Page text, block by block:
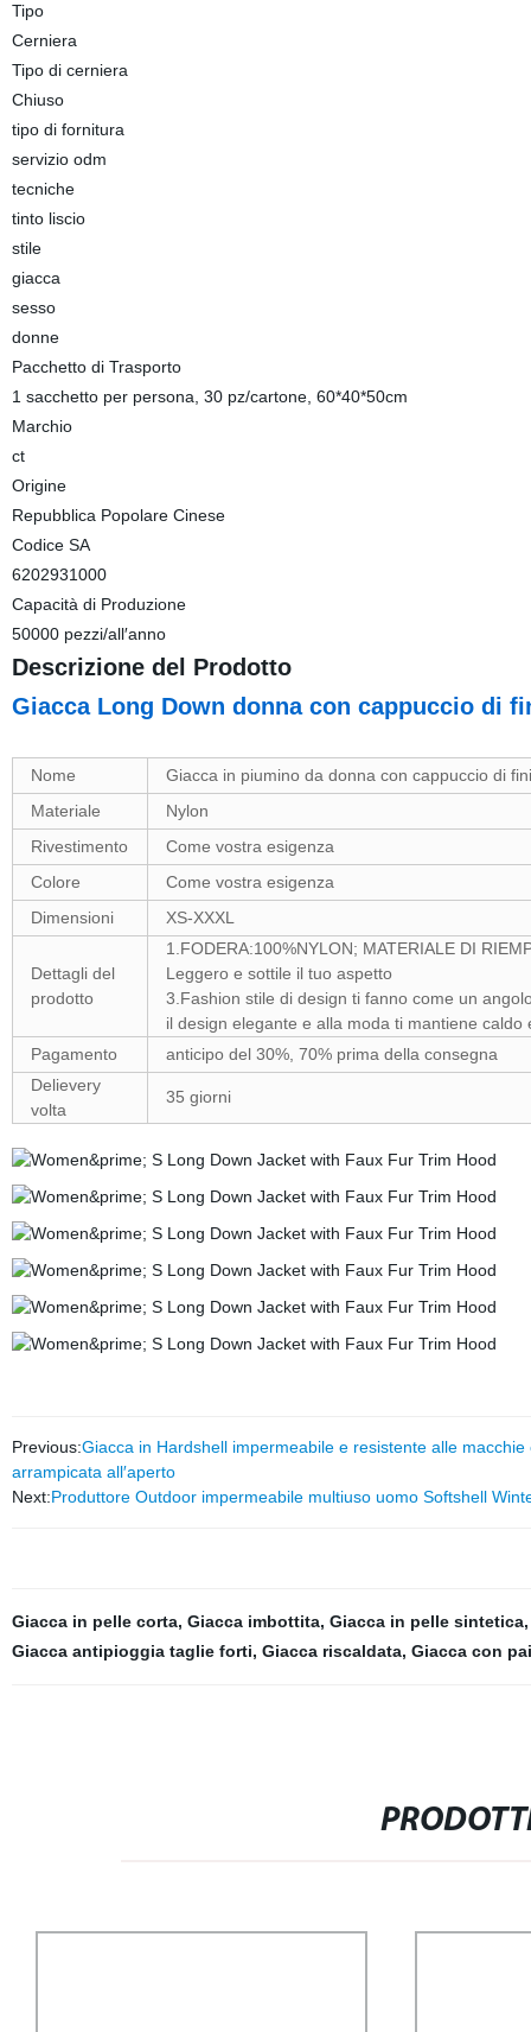
Tipo
Cerniera
Tipo di cerniera
Chiuso
tipo di fornitura
servizio odm
tecniche
tinto liscio
stile
giacca
sesso
donne
Pacchetto di Trasporto
1 sacchetto per persona, 30 pz/cartone, 60*40*50cm
Marchio
ct
Origine
Repubblica Popolare Cinese
Codice SA
6202931000
Capacità di Produzione
50000 pezzi/all′anno
Descrizione del Prodotto
Giacca Long Down donna con cappuccio
Nome
Giacca in piumino da donna con cappuccio di
Materiale
Nylon
Rivestimento
Come vostra esigenza
Colore
Come vostra esigenza
Dimensioni
XS-XXXL
Dettagli del
prodotto
1.FODERA:100%NYLON; MATERIALE DI
Leggero e sottile il tuo aspetto
3.Fashion stile di design ti fanno come un
il design elegante e alla moda ti mantiene
Pagamento
anticipo del 30%, 70% prima della consegna
Delievery
volta
35 giorni
Previous:Giacca in Hardshell impermeabile e resistente alle
arrampicata all′aperto
Next:Produttore Outdoor impermeabile multiuso uomo Softshell
Giacca in pelle corta, Giacca imbottita, Giacca in pelle sintetica
Giacca antipioggia taglie forti, Giacca riscaldata, Giacca con